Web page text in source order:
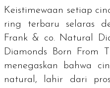
Keistimewaan setiap
ring terbaru selaras
Frank & co. Natural
Diamonds Born From
menegaskan bahwa
natural, lahir dari